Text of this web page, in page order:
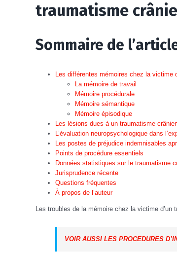
traumatisme
Sommaire de
Les différentes mémoires chez la victime
La mémoire de travail
Mémoire procédurale
Mémoire sémantique
Mémoire épisodique
Les lésions dues à un traumatisme
L’évaluation neuropsychologique dans
Les postes de préjudice indemnisables
Points de procédure essentiels
Données statistiques sur le traumatisme
Jurisprudence récente
Questions fréquentes
À propos de l’auteur
Les troubles de la mémoire chez la victime d’un
VOIR AUSSI LES PROCEDURES